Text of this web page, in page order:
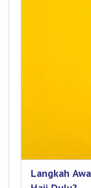
Langkah